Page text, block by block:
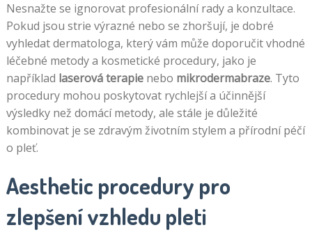
Nesnažte se ignorovat profesionální rady a konzultace.
Pokud jsou strie výrazné nebo se zhoršují, je dobré
vyhledat dermatologa, který vám může doporučit vhodné
léčebné metody a kosmetické procedury, jako je
například laserová terapienebo mikrodermabraze. Tyto
procedury mohou poskytovat rychlejší a účinnější
výsledky než domácí metody, ale stále je důležité
kombinovat je se zdravým životním stylem a přírodní péčí
o pleť.
Aesthetic procedury pro
zlepšení vzhledu pleti